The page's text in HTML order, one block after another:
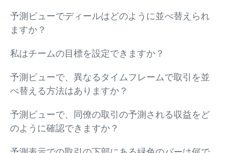
予測ビューでディールはどのように並べ替えられ
ますか？
私はチームの目標を設定できますか？
予測ビューで、異なるタイムフレームで取引を並
べ替える方法はありますか？
予測ビューで、同僚の取引の予測される収益をど
のように確認できますか？